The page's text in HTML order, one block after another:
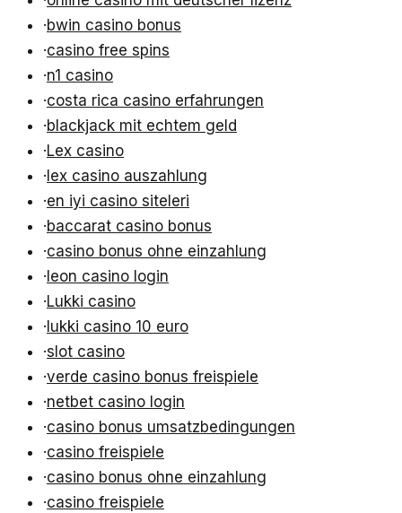
·bwin casino bonus
·casino free spins
·n1 casino
·costa rica casino erfahrungen
·blackjack mit echtem geld
·Lex casino
· lex casino auszahlung
·en iyi casino siteleri
·baccarat casino bonus
·casino bonus ohne einzahlung
· leon casino login
·Lukki casino
· lukki casino 10 euro
·slot casino
·verde casino bonus freispiele
·netbet casino login
·casino bonus umsatzbedingungen
·casino freispiele
·casino bonus ohne einzahlung
·casino freispiele